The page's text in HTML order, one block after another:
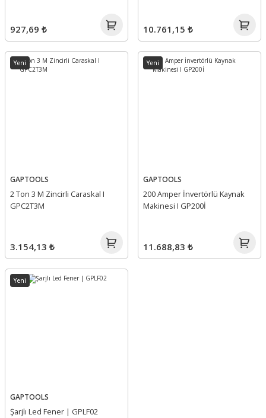
927,69 ₺ 10.761,15 ₺
Yeni
GAPTOOLS
2 Ton 3 M Zincirli Caraskal I
GPC2T3M
3.154,13 ₺
Yeni
GAPTOOLS
200 Amper İnvertörlü Kaynak
Makinesi I GP200İ
11.688,83 ₺
Yeni
GAPTOOLS
Şarjlı Led Fener | GPLF02